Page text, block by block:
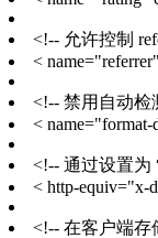
<!-- 允许控制
<
<!-- 禁用自动检
< name="format-
<!-- 通过设置为
< http-equiv="x-
<!-- 在客户端存